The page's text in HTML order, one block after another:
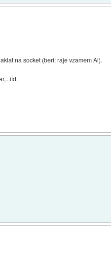
na socket (beri: raje vzamem Al).